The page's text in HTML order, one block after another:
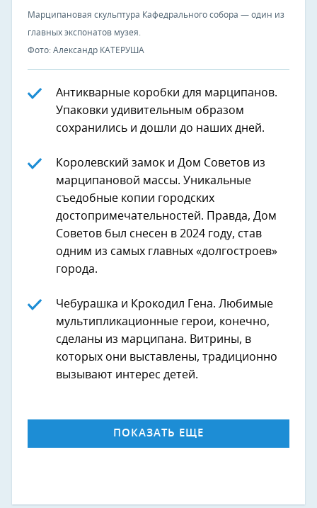
Марципановая скульптура Кафедрального собора — один из
главных экспонатов музея.
Фото: Александр КАТЕРУША
Антикварные коробки для марципанов.
Упаковки удивительным образом
сохранились и дошли до наших дней.
Королевский замок и Дом Советов из
марципановой массы. Уникальные
съедобные копии городских
достопримечательностей. Правда, Дом
Советов был снесен в 2024 году, став
одним из самых главных «долгостроев»
города.
Чебурашка и Крокодил Гена. Любимые
мультипликационные герои, конечно,
сделаны из марципана. Витрины, в
которых они выставлены, традиционно
вызывают интерес детей.
ПОКАЗАТЬ ЕЩЕ